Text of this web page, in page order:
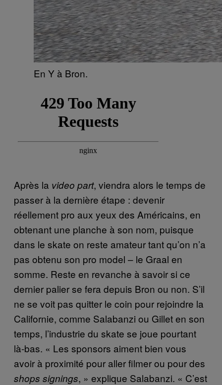
En Y à Bron.
Après la video part, viendra alors le temps de
passer à la dernière étape : devenir
réellement pro aux yeux des Américains, en
obtenant une planche à son nom, puisque
dans le skate on reste amateur tant qu’on n’a
pas obtenu son pro model – le Graal en
somme. Reste en revanche à savoir si ce
dernier palier se fera depuis Bron ou non. S’il
ne se voit pas quitter le coin pour rejoindre la
Californie, comme Salabanzi ou Gillet en son
temps, l’industrie du skate se joue pourtant
là-bas. « Les sponsors aiment bien vous
avoir à proximité pour aller filmer ou pour des
shops signings, » explique Salabanzi. « C’est